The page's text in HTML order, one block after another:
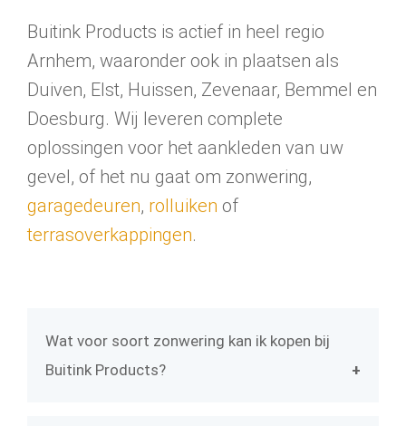
Buitink Products is actief in heel regio
Arnhem, waaronder ook in plaatsen als
Duiven, Elst, Huissen, Zevenaar, Bemmel en
Doesburg. Wij leveren complete
oplossingen voor het aankleden van uw
gevel, of het nu gaat om zonwering,
garagedeuren, rolluiken of
terrasoverkappingen.
Wat voor soort zonwering kan ik kopen bij
Buitink Products?